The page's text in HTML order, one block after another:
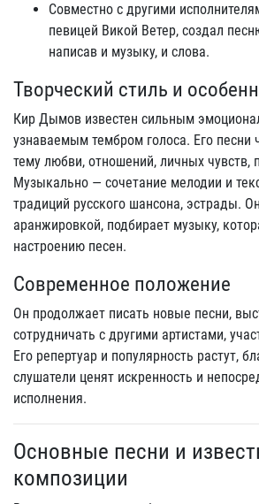
Совместно с другими
певицей Викой Ветер, создал
написав и музыку, и слова.
Творческий стиль и
Кир Дымов известен сильным
узнаваемым тембром голоса. Его песни
тему любви, отношений, личных чувств,
Музыкально — сочетание мелодии и
традиций русского шансона, эстрады.
аранжировкой, подбирает музыку,
настроению песен.
Современное положение
Он продолжает писать новые песни,
сотрудничать с другими артистами,
Его репертуар и популярность растут,
слушатели ценят искренность и
исполнения.
Основные песни и
композиции